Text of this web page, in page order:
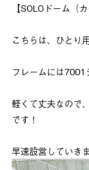
【SOLOドーム（
こちらは、ひとり
フレームには7001
軽くて丈夫なので
です！
早速設営していき